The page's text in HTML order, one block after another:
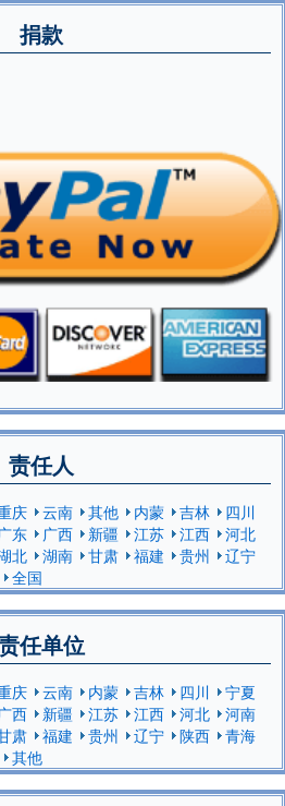
捐款
责任人
庆 云南 其他 内蒙 吉林
四川
广东 广西 新疆 江苏 江西
河北
北 湖南 甘肃 福建 贵州
辽宁
全国
任单位
庆 云南 内蒙 吉林 四川
宁夏
广西 新疆 江苏 江西 河北
河南
肃 福建 贵州 辽宁 陕西
青海
其他